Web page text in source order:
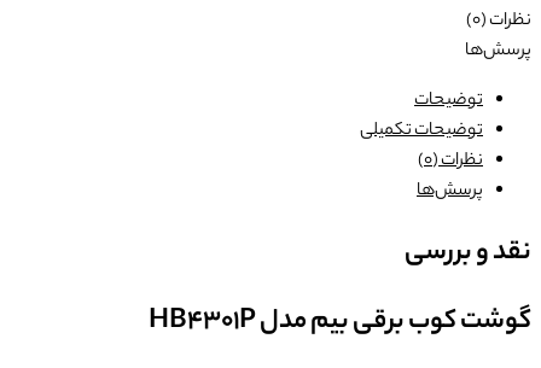
نظرات (0)
پرسش‌ها
توضیحات
توضیحات تکمیلی
نظرات (0)
پرسش‌ها
نقد و بررسی
گوشت کوب برقی بیم مدل HB4301P